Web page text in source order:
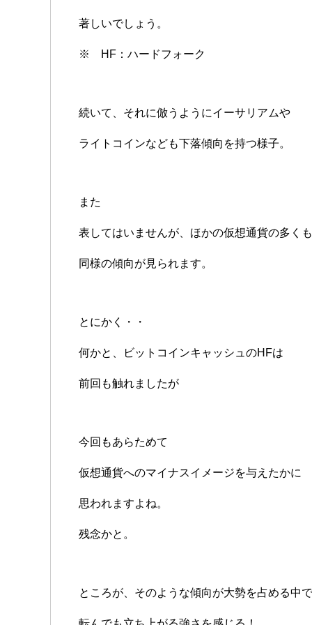
著しいでしょう。
※ HF：ハードフォーク
続いて、それに倣うようにイーサリアムや
ライトコインなども下落傾向を持つ様子。
また
表してはいませんが、ほかの仮想通貨の多くも
同様の傾向が見られます。
とにかく・・
何かと、ビットコインキャッシュのHFは
前回も触れましたが
今回もあらためて
仮想通貨へのマイナスイメージを与えたかに
思われますよね。
残念かと。
ところが、そのような傾向が大勢を占める中で